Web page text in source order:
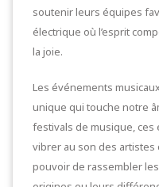
soutenir leurs équipes
électrique où l’esprit
la joie.
Les événements
unique qui touche notre
festivals de musique,
vibrer au son des artistes
pouvoir de rassembler